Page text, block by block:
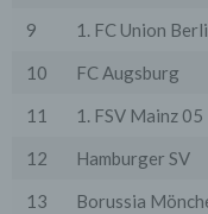
9
1. FC Union
10
FC Augsburg
11
1. FSV Mainz 05
12
Hamburger SV
13
Borussia
Die
genannten
Einwilligungen der
- Die
Optimierung und